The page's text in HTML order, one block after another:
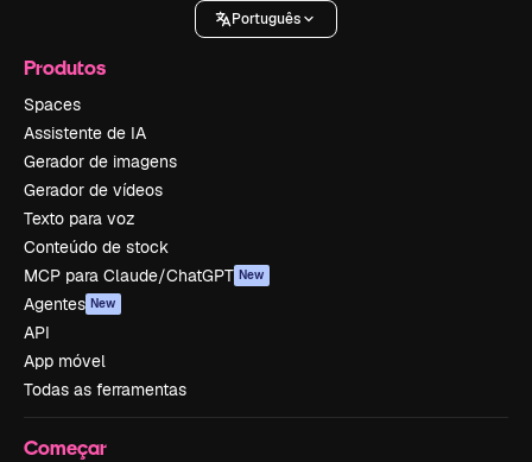
Português
Produtos
Spaces
Assistente de IA
Gerador de imagens
Gerador de vídeos
Texto para voz
Conteúdo de stock
MCP para Claude/ChatGPT New
Agentes New
API
App móvel
Todas as ferramentas
Começar